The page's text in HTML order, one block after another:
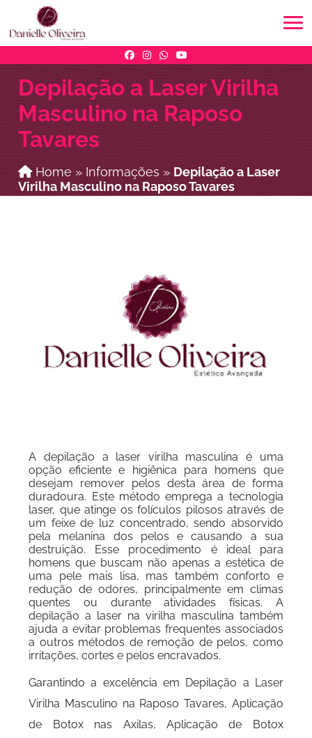
Depilação a Laser Virilha
Masculino na Raposo
Tavares
Home » Informações » Depilação a Laser
Virilha Masculino na Raposo Tavares
A depilação a laser virilha masculina é uma
opção eficiente e higiênica para homens que
desejam remover pelos desta área de forma
duradoura. Este método emprega a tecnologia
laser, que atinge os folículos pilosos através de
um feixe de luz concentrado, sendo absorvido
pela melanina dos pelos e causando a sua
destruição. Esse procedimento é ideal para
homens que buscam não apenas a estética de
uma pele mais lisa, mas também conforto e
redução de odores, principalmente em climas
quentes ou durante atividades físicas. A
depilação a laser na virilha masculina também
ajuda a evitar problemas frequentes associados
a outros métodos de remoção de pelos, como
irritações, cortes e pelos encravados.
Garantindo a excelência em Depilação a Laser
Virilha Masculino na Raposo Tavares, Aplicação
de Botox nas Axilas, Aplicação de Botox